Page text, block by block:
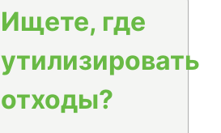
Ищете, где
утилизировать
отходы?